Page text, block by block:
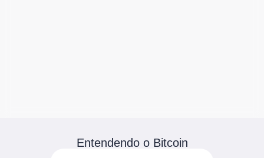
Entendendo o Bitcoin